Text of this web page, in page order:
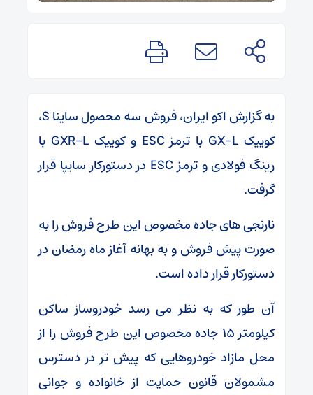
به گزارش اکو ایران، فروش سه محصول ساینا S،
کوییک GX-L با ترمز ESC و کوییک GXR-L با
رینگ فولادی و ترمز ESC در دستورکار سایپا قرار
گرفت.
نارنجی های جاده مخصوص این طرح فروش را به
صورت پیش فروش و به بهانه آغاز ماه رمضان در
دستورکار قرار داده است.
آن طور که به نظر می رسد خودروساز ساکن
کیلومتر ۱۵ جاده مخصوص این طرح فروش را از
محل مازاد خودروهایی که پیش تر در دسترس
مشمولان قانون حمایت از خانواده و جوانی